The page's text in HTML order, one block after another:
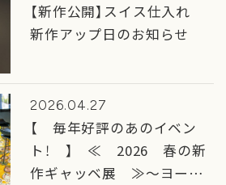
【新作公開】スイス仕入れ
新作アップ日のお知らせ
2026.04.27
【 毎年好評のあのイベン
ト！ 】 ≪ 2026 春の新
作ギャッベ展 ≫～ヨーロ